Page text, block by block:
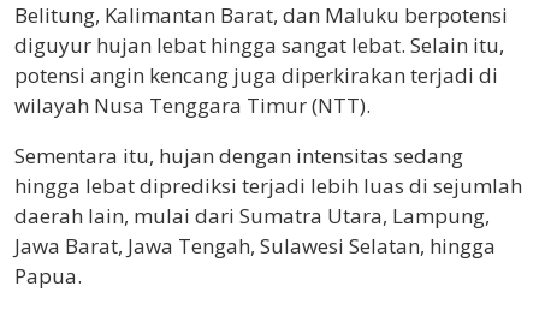
Belitung, Kalimantan Barat, dan Maluku berpotensi
diguyur hujan lebat hingga sangat lebat. Selain itu,
potensi angin kencang juga diperkirakan terjadi di
wilayah Nusa Tenggara Timur (NTT).
Sementara itu, hujan dengan intensitas sedang
hingga lebat diprediksi terjadi lebih luas di sejumlah
daerah lain, mulai dari Sumatra Utara, Lampung,
Jawa Barat, Jawa Tengah, Sulawesi Selatan, hingga
Papua.